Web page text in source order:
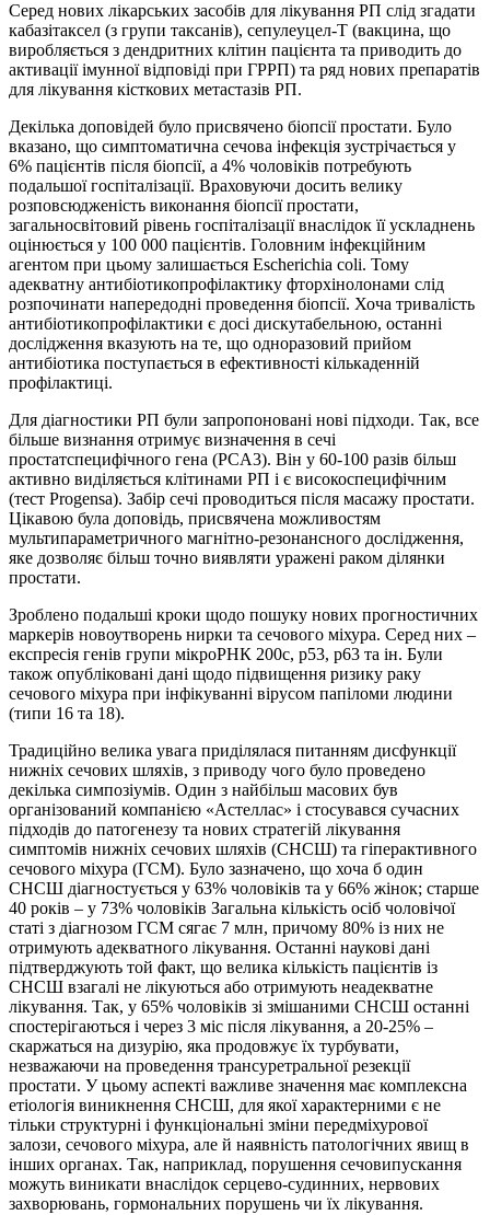
Серед нових лікарських засобів для лікування РП слід згадати
кабазітаксел (з групи таксанів), сепулеуцел-Т (вакцина, що
виробляється з дендритних клітин пацієнта та приводить до
активації імунної відповіді при ГРРП) та ряд нових препаратів
для лікування кісткових метастазів РП.
Декілька доповідей було присвячено біопсіїпростати. Було
вказано, що симптоматична сечова інфекція зустрічається у
6% пацієнтів після біопсії, а 4% чоловіків потребують
подальшої госпіталізації. Враховуючи досить велику
розповсюдженість виконання біопсії простати,
загальносвітовий рівень госпіталізації внаслідок її ускладнень
оцінюється у 100 000 пацієнтів. Головним інфекційним
агентом при цьому залишається Escherichia coli. Тому
адекватну антибіотикопрофілактику фторхінолонами слід
розпочинати напередодні проведення біопсії. Хоча тривалість
антибіотикопрофілактики є досі дискутабельною, останні
дослідження вказують на те, що одноразовий прийом
антибіотика поступається в ефективності кількаденній
профілактиці.
Для діагностики РП були запропоновані нові підходи. Так, все
більше визнання отримує визначення в сечі
простатспецифічного гена (PCA3). Він у 60-100 разів більш
активно виділяється клітинами РП і є високоспецифічним
(тест Progensa). Забір сечі проводиться після масажу простати.
Цікавою була доповідь, присвячена можливостям
мультипараметричного магнітно-резонансного дослідження,
яке дозволяє більш точно виявляти уражені раком ділянки
простати.
Зроблено подальші кроки щодо пошуку нових прогностичних
маркерів новоутворень нирки та сечового міхура. Серед них –
експресія генів групи мікроРНК 200с, р53, р63 та ін. Були
також опубліковані дані щодо підвищення ризику раку
сечового міхура при інфікуванні вірусом папіломи людини
(типи 16 та 18).
Традиційно велика увага приділялася питанням дисфункції
нижніх сечових шляхів, з приводу чого було проведено
декілька симпозіумів. Один з найбільш масових був
організований компанією «Астеллас» і стосувався сучасних
підходів до патогенезу та нових стратегій лікування
симптомів нижніх сечових шляхів (СНСШ) та гіперактивного
сечового міхура (ГСМ). Було зазначено, що хоча б один
СНСШ діагностується у 63% чоловіків та у 66% жінок; старше
40 років – у 73% чоловіків Загальна кількість осіб чоловічої
статі з діагнозом ГСМ сягає 7 млн, причому 80% із них не
отримують адекватного лікування. Останні наукові дані
підтверджують той факт, що велика кількість пацієнтів із
СНСШ взагалі не лікуються або отримують неадекватне
лікування. Так, у 65% чоловіків зі змішаними СНСШ останні
спостерігаються і через 3 міс після лікування, а 20-25% –
скаржаться на дизурію, яка продовжує їх турбувати,
незважаючи на проведення трансуретральної резекції
простати. У цьому аспекті важливе значення має комплексна
етіологія виникнення СНСШ, для якої характерними є не
тільки структурні і функціональні зміни передміхурової
залози, сечового міхура, але й наявність патологічних явищ в
інших органах. Так, наприклад, порушення сечовипускання
можуть виникати внаслідок серцево-судинних, нервових
захворювань, гормональних порушень чи їх лікування.